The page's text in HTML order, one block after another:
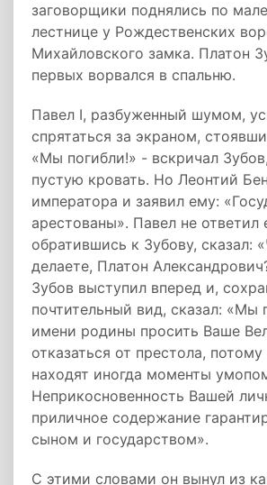
заговорщики поднялись по
лестнице у Рождественских
Михайловского замка. Платон
первых ворвался в спальню.
Павел I, разбуженный шумом,
спрятаться за экраном,
«Мы погибли!» - вскричал
пустую кровать. Но Леонтий
императора и заявил ему:
арестованы». Павел не ответил
обратившись к Зубову, сказал:
делаете, Платон
Зубов выступил вперед и,
почтительный вид, сказал: «Мы
имени родины просить Ваше
отказаться от престола,
находят иногда моменты
Неприкосновенность Вашей
приличное содержание
сыном и государством».
С этими словами он вынул из